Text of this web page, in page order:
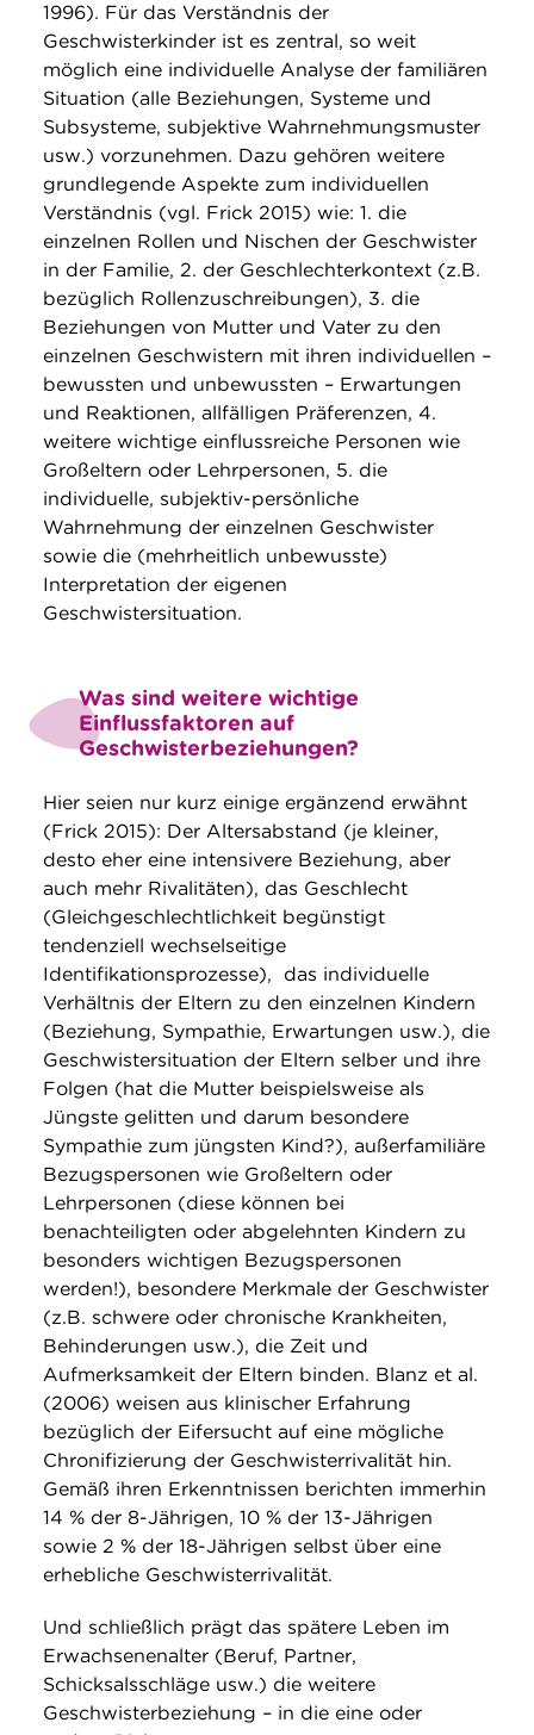
1996). Für das Verständnis der
Geschwisterkinder ist es zentral, so weit
möglich eine individuelle Analyse der familiären
Situation (alle Beziehungen, Systeme und
Subsysteme, subjektive Wahrnehmungsmuster
usw.) vorzunehmen. Dazu gehören weitere
grundlegende Aspekte zum individuellen
Verständnis (vgl. Frick 2015) wie: 1. die
einzelnen Rollen und Nischen der Geschwister
in der Familie, 2. der Geschlechterkontext (z.B.
bezüglich Rollenzuschreibungen), 3. die
Beziehungen von Mutter und Vater zu den
einzelnen Geschwistern mit ihren individuellen –
bewussten und unbewussten – Erwartungen
und Reaktionen, allfälligen Präferenzen, 4.
weitere wichtige einflussreiche Personen wie
Großeltern oder Lehrpersonen, 5. die
individuelle, subjektiv-persönliche
Wahrnehmung der einzelnen Geschwister
sowie die (mehrheitlich unbewusste)
Interpretation der eigenen
Geschwistersituation.
Was sind weitere wichtige
Einflussfaktoren auf
Geschwisterbeziehungen?
Hier seien nur kurz einige ergänzend erwähnt
(Frick 2015): Der Altersabstand (je kleiner,
desto eher eine intensivere Beziehung, aber
auch mehr Rivalitäten), das Geschlecht
(Gleichgeschlechtlichkeit begünstigt
tendenziell wechselseitige
Identifikationsprozesse), das individuelle
Verhältnis der Eltern zu den einzelnen Kindern
(Beziehung, Sympathie, Erwartungen usw.), die
Geschwistersituation der Eltern selber und ihre
Folgen (hat die Mutter beispielsweise als
Jüngste gelitten und darum besondere
Sympathie zum jüngsten Kind?), außerfamiliäre
Bezugspersonen wie Großeltern oder
Lehrpersonen (diese können bei
benachteiligten oder abgelehnten Kindern zu
besonders wichtigen Bezugspersonen
werden!), besondere Merkmale der Geschwister
(z.B. schwere oder chronische Krankheiten,
Behinderungen usw.), die Zeit und
Aufmerksamkeit der Eltern binden. Blanz et al.
(2006) weisen aus klinischer Erfahrung
bezüglich der Eifersucht auf eine mögliche
Chronifizierung der Geschwisterrivalität hin.
Gemäß ihren Erkenntnissen berichten immerhin
14 % der 8-Jährigen, 10 % der 13-Jährigen
sowie 2 % der 18-Jährigen selbst über eine
erhebliche Geschwisterrivalität.
Und schließlich prägt das spätere Leben im
Erwachsenenalter (Beruf, Partner,
Schicksalsschläge usw.) die weitere
Geschwisterbeziehung – in die eine oder